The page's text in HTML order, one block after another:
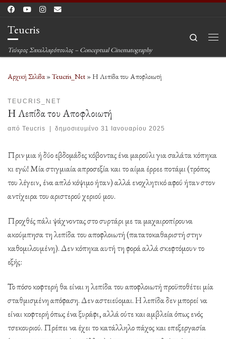
Μετάβαση στο περιεχόμενο
Teucris
Τεύκρος Σακελλαρόπουλος – Conceptual Cinematography
Search
Αρχική Σελίδα»Teucris_Net »Η Λεπίδα του Αποφλοιωτή
TEUCRIS_NET
Η Λεπίδα του Αποφλοιωτή
από Teucris δημοσιευμένο31 Ιανουαρίου 2025
Πριν μια ή δύο εβδομάδες κόβοντας ένα μαρούλι για σαλάτα κόπηκα
κι εγώ! Μία στιγμιαία απροσεξία και το αίμα έρρεε ποτάμι (τρόπος
του λέγειν, ένα απλό κόψιμο ήταν) αλλά ενοχλητικό αφού ήταν στον
αντίχειρα του αριστερού χεριού μου.
Προχθές πάλι ψάχνοντας στο συρτάρι με τα μαχαιροπίρουνα
ακούμπησα τη λεπίδα του αποφλοιωτή (πατατοκαθαριστή στην
καθομιλουμένη). Δεν κόπηκα αυτή τη φορά αλλά σκεφτόμουν το
εξής:
Το πόσο κοφτερή θα είναι η λεπίδα του αποφλοιωτή προϋποθέτει μία
σταθμισμένη απόφαση. Δεν αστειεύομαι. Η λεπίδα δεν μπορεί να
είναι κοφτερή όπως ένα ξυράφι, αλλά ούτε και αμβλεία όπως ενός
τσεκουριού. Πρέπει να έχει το κατάλληλο πάχος και επεξεργασία